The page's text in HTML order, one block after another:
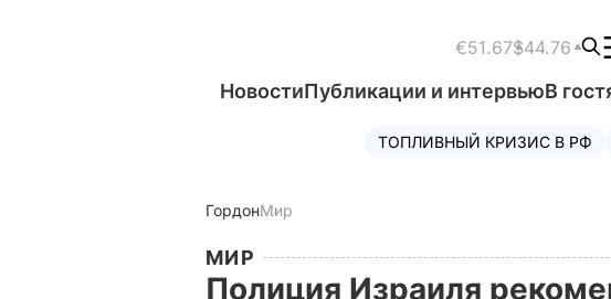
€51.67$44.76
НовостиПубликации и интервьюВ
ТОПЛИВНЫЙ КРИЗИС В РФ
ГордонМир
МИР
Полиция Израиля